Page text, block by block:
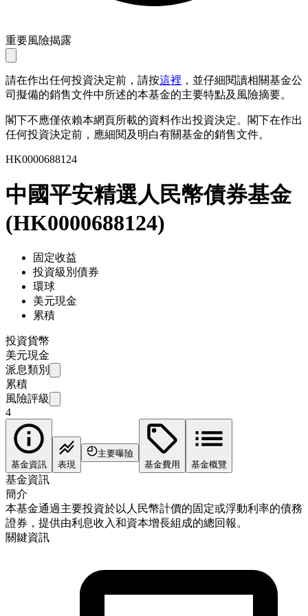
重要風險揭露
請在作出任何投資決定前，請按這裡 ，並仔細閱讀相關基金公
司擬備的銷售文件中所述的本基金的主要特點及風險摘要。
閣下不應僅依賴本網頁所載的資料作出投資決定。閣下在作出
任何投資決定前，應細閱及明白有關基金的銷售文件。
HK0000688124
中國平安精選人民幣債券基金
(HK0000688124)
固定收益
投資級別債券
環球
美元現金
累積
投資貨幣
美元現金
派息類別
累積
風險評級
4
基金資訊 表現
主要曝險
基金費用
基金概覽
基金資訊
簡介
本基金通過主要投資於以人民幣計價的固定或浮動利率的債務
證券，提供由利息收入和資本增長組成的總回報。
關鍵資訊